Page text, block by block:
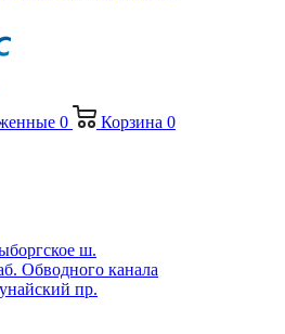
0 Корзина 0
ш.
Обводного канала
пр.